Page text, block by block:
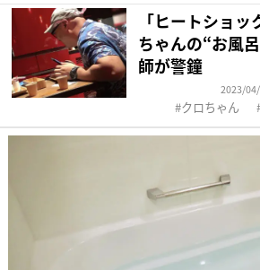
「ヒートショ
ちゃんの“お風
師が警鐘
2023/
クロちゃん